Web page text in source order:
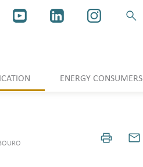
ENERGY CONSUMERS